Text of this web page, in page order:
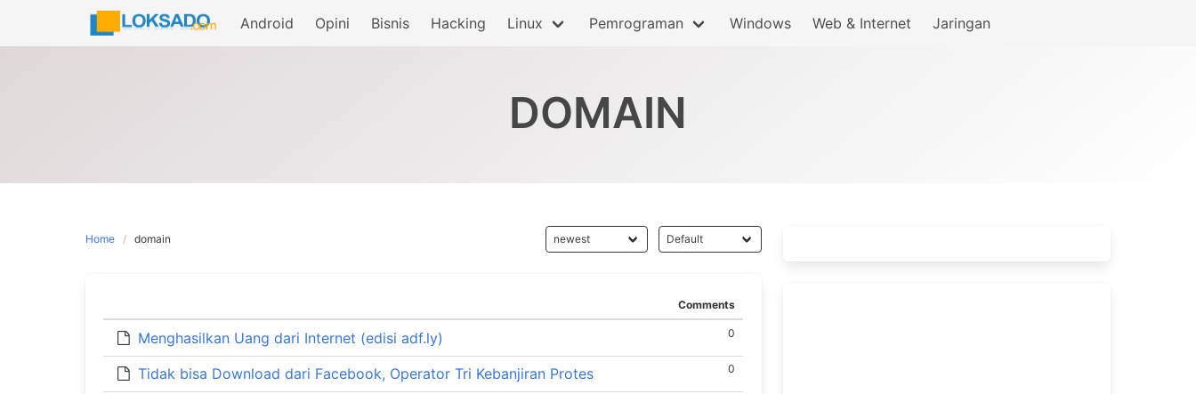
Android Opini Bisnis Hacking Linux Pemrograman Windows Web & Internet Jaringan
DOMAIN
Home domain
Comments
Menghasilkan Uang dari Internet (edisi adf.ly) 0
Tidak bisa Download dari Facebook, Operator Tri Kebanjiran Protes 0